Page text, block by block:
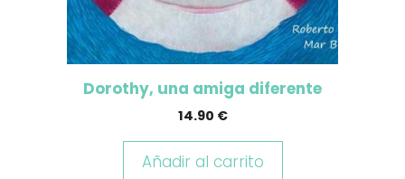
Dorothy, una amiga diferente
14.90 €
Añadir al carrito